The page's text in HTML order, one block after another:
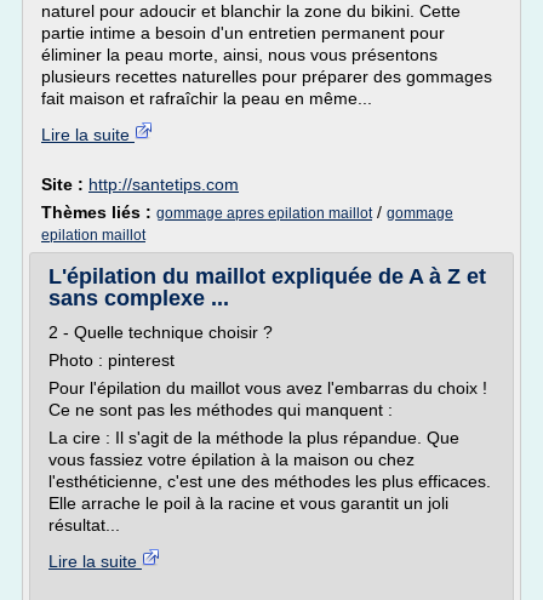
naturel pour adoucir et blanchir la zone du bikini. Cette
partie intime a besoin d'un entretien permanent pour
éliminer la peau morte, ainsi, nous vous présentons
plusieurs recettes naturelles pour préparer des gommages
fait maison et rafraîchir la peau en même...
Lire la suite
Site : http://santetips.com
Thèmes liés : gommage apres epilation maillot/ gommage
epilation maillot
L'épilation du maillot expliquée de A à Z et
sans complexe ...
2 - Quelle technique choisir ?
Photo : pinterest
Pour l'épilation du maillot vous avez l'embarras du choix !
Ce ne sont pas les méthodes qui manquent :
La cire : Il s'agit de la méthode la plus répandue. Que
vous fassiez votre épilation à la maison ou chez
l'esthéticienne, c'est une des méthodes les plus efficaces.
Elle arrache le poil à la racine et vous garantit un joli
résultat...
Lire la suite